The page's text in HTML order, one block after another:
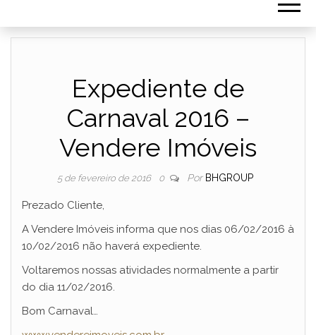
Expediente de
Carnaval 2016 –
Vendere Imóveis
5 de fevereiro de 2016 0 Por BHGROUP
Prezado Cliente,
A Vendere Imóveis informa que nos dias 06/02/2016 à
10/02/2016 não haverá expediente.
Voltaremos nossas atividades normalmente a partir
do dia 11/02/2016.
Bom Carnaval…